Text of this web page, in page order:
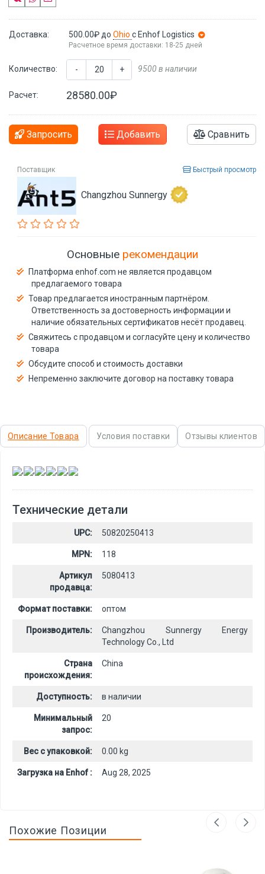
Доставка: 500.00₽ до Ohio с Enhof Logistics
Расчетное время доставки: 18-25 дней
Количество: - + 9500 в наличии
Расчет: 28580.00₽
Запросить Добавить Сравнить
Поставщик Быстрый просмотр
Changzhou Sunnergy
Основные рекомендации
Платформа enhof.com не является продавцом
предлагаемого товара
Товар предлагается иностранным партнёром.
Ответственность за достоверность информации и
наличие обязательных сертификатов несёт продавец.
Свяжитесь с продавцом и согласуйте цену и количество
товара
Обсудите способ и стоимость доставки
Непременно заключите договор на поставку товара
Описание Товара Условия поставки Отзывы клиентов
, , , , ,
Технические детали
UPC: 50820250413
MPN: 118
Артикул
продавца:
5080413
Формат поставки: оптом
Производитель:
Changzhou Sunnergy Energy
Technology Co., Ltd
Страна
происхождения:
China
Доступность: в наличии
Минимальный
запрос:
20
Вес с упаковкой: 0.00 kg
Загрузка на Enhof : Aug 28, 2025
Похожие Позиции